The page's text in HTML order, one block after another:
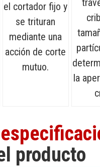
el cortador fijo y
se trituran
mediante una
acción de corte
mutuo.
la
producto